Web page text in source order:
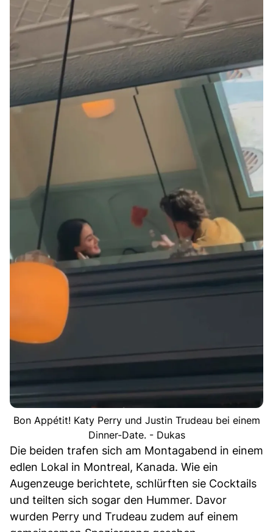
Bon Appétit! Katy Perry und Justin Trudeau bei einem
Dinner-Date. - Dukas
Die beiden trafen sich am Montagabend in einem
edlen Lokal in Montreal, Kanada. Wie ein
Augenzeuge berichtete, schlürften sie Cocktails
und teilten sich sogar den Hummer. Davor
wurden Perry und Trudeau zudem auf einem